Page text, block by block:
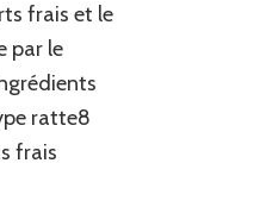
frais et le
par le
ratte8
frais